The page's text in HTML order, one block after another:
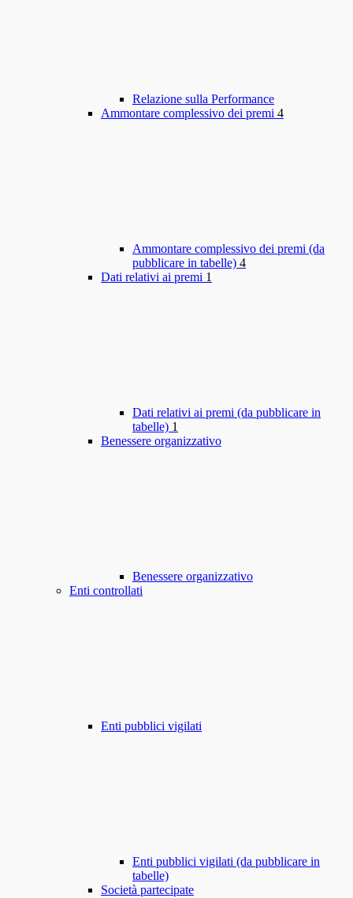
Relazione sulla Performance
Ammontare complessivo dei premi 4
Ammontare complessivo dei premi (da
pubblicare in tabelle) 4
Dati relativi ai premi 1
Dati relativi ai premi (da pubblicare in
tabelle) 1
Benessere organizzativo
Benessere organizzativo
Enti controllati
Enti pubblici vigilati
Enti pubblici vigilati (da pubblicare in
tabelle)
Società partecipate